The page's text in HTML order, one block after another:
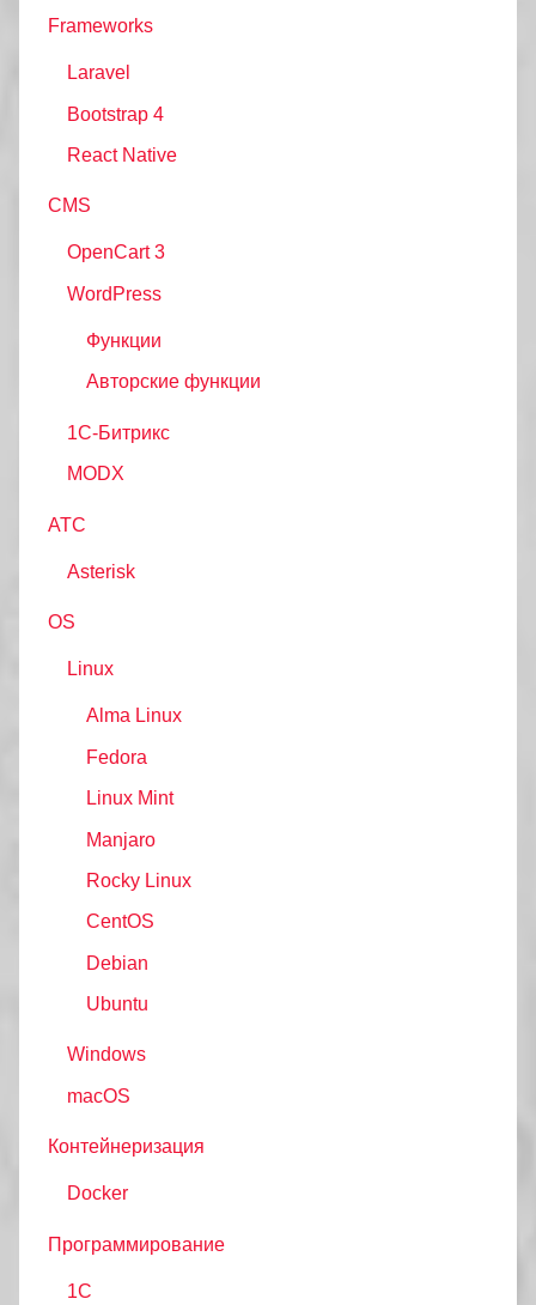
Frameworks
Laravel
Bootstrap 4
React Native
CMS
OpenCart 3
WordPress
Функции
Авторские функции
1С-Битрикс
MODX
АТС
Asterisk
OS
Linux
Alma Linux
Fedora
Linux Mint
Manjaro
Rocky Linux
CentOS
Debian
Ubuntu
Windows
macOS
Контейнеризация
Docker
Программирование
1C